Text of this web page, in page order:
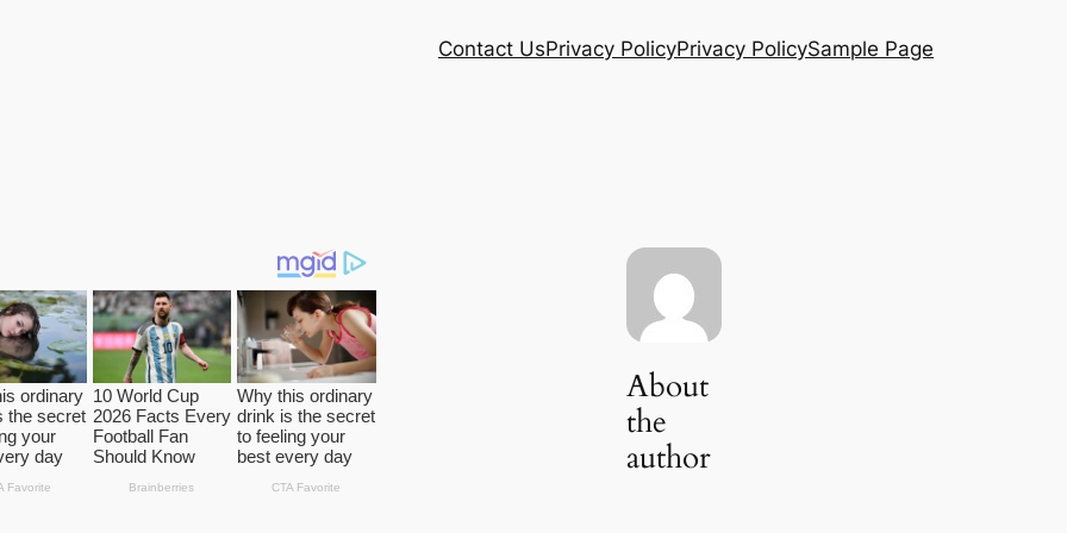
Contact UsPrivacy PolicyPrivacy PolicySample Page
About
the
author